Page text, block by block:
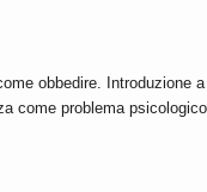
obbedire. Introduzione a
come problema